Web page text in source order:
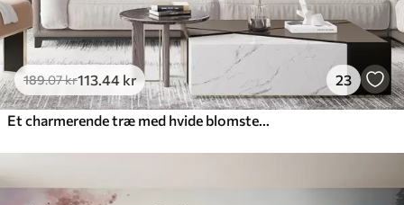
189.07kr113 .44 kr 23